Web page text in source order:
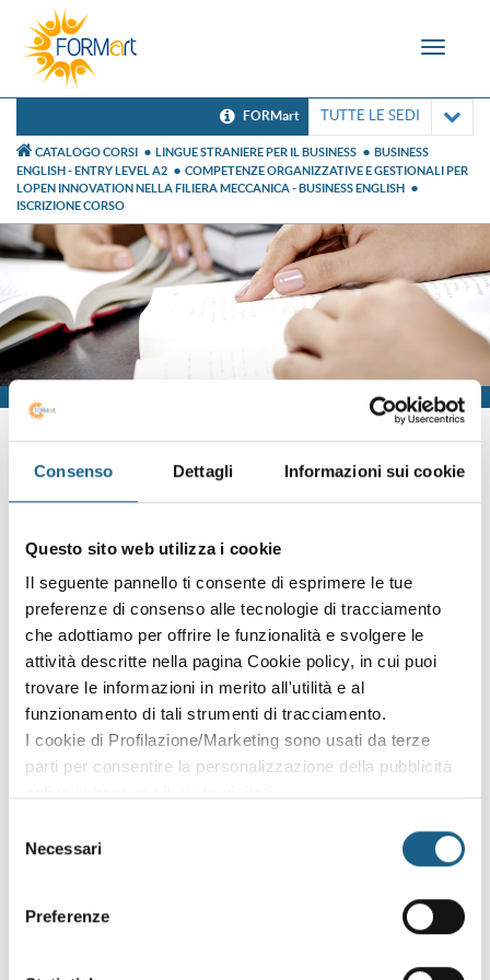
Consenso Dettagli Informazioni sui cookie
Questo sito web utilizza i cookie
Il seguente pannello ti consente di esprimere le tue
preferenze di consenso alle tecnologie di tracciamento
che adottiamo per offrire le funzionalità e svolgere le
attività descritte nella pagina Cookie policy, in cui puoi
trovare le informazioni in merito all'utilità e al
funzionamento di tali strumenti di tracciamento.
I cookie di Profilazione/Marketing sono usati da terze
parti per consentire la personalizzazione della pubblicità
qualsiasi momento. Consulta anche la nostra Privacy
delNecessari
Preferenze
Toggle
FORMart TUTTE LE SEDI
CATALOGO CORSI LINGUE STRANIERE PER IL BUSINESS
BUSINESS
ENGLISH - ENTRY LEVEL A2
COMPETENZE ORGANIZZATIVE E GESTIONALI PER
LOPEN INNOVATION NELLA FILIERA MECCANICA - BUSINESS ENGLISH
ISCRIZIONE CORSO
Iscrizione
Sei già cliente?
Accedi con le credenziali che hai già creato in fase di
AZIENDA PRIVATO
P. IVA
PASSWORD (minimo 8 caratteri)
Oppure prosegui l'iscrizione al corso come
Puoi proseguire l'iscrizione al corso senza fare login. Scegli